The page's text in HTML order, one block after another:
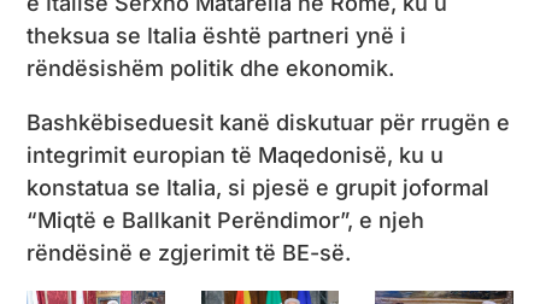
theksua se Italia është partneri ynë i
rëndësishëm politik dhe ekonomik.
Bashkëbiseduesit kanë diskutuar për rrugën e
integrimit europian të Maqedonisë, ku u
konstatua se Italia, si pjesë e grupit joformal
“Miqtë e Ballkanit Perëndimor”, e njeh
rëndësinë e zgjerimit të BE-së.